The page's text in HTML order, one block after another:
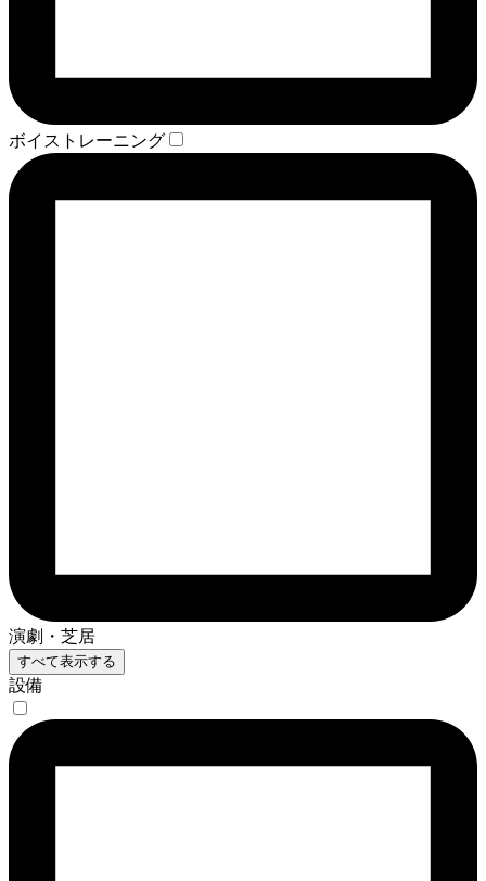
ボイストレーニング
演劇・芝居
すべて表示する
設備